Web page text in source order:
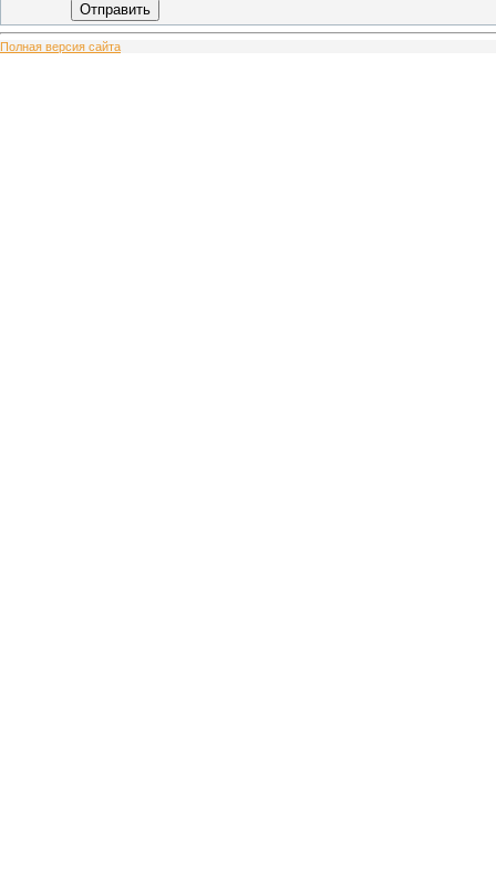
Отправить
Полная версия сайта